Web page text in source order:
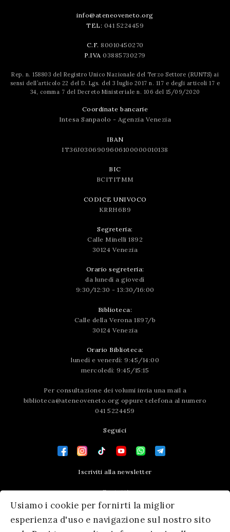
Usiamo i cookie per fornirti la miglior
esperienza d'uso e navigazione sul nostro sito
info@ateneoveneto.org
TEL: 041 5224459
C.F. 80010450270
P.IVA 03885730279
Rep. n. 158803 del Registro Unico Nazionale del Terzo Settore (RUNTS) ai
sensi dell’articolo 22 del D. Lgs. del 3 luglio 2017 n. 117 e degli articoli 17 e
34, comma 7 del Decreto Ministeriale n. 106 del 15/09/2020
Coordinate bancarie
Intesa Sanpaolo - Agenzia Venezia
IBAN
IT36J0306909606100000010138
BIC
BCITITMM
CODICE UNIVOCO
KRRH6B9
Segreteria:
Calle Minelli 1892
30124 Venezia
Orario segreteria:
da lunedì a giovedì
9:30/12:30 - 13:30/16:00
Biblioteca:
Calle della Verona 1897/b
30124 Venezia
Orario Biblioteca:
lunedì e venerdì: 9:45/14:00
mercoledì: 9:45/15:15
Per consultazione dei volumi invia una mail a
biblioteca@ateneoveneto.org oppure telefona al numero
041 5224459
Seguici
Iscriviti alla newsletter
Contatti